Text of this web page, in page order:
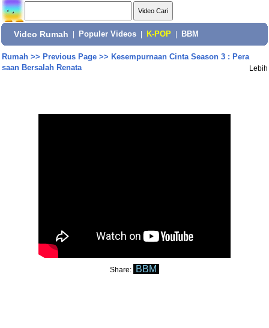
Video Rumah Populer Videos K-POP BBM
Rumah>> Previous Page>> Kesempurnaan Cinta Season 3 : Pera
saan Bersalah Renata
Lebih
Share: BBM